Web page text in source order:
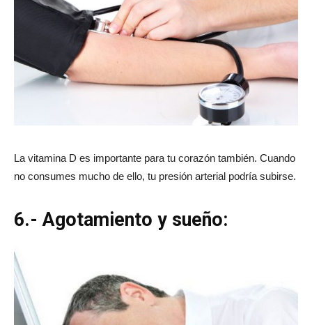
La vitamina D es importante para tu corazón también. Cuando
no consumes mucho de ello, tu presión arterial podría subirse.
6.- Agotamiento y sueño: